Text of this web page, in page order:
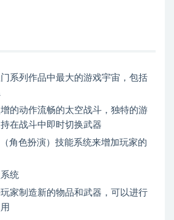
系列作品中最大的游戏宇宙，包括
的动作流畅的太空战斗，独特的游
在战斗中即时切换武器
角色扮演）技能系统来增加玩家的
统
家制造新的物品和武器，可以进行